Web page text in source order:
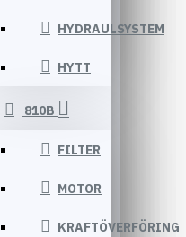
HYDRAULSYSTEM
HYTT
810B
FILTER
MOTOR
KRAFTÖVERFÖRING